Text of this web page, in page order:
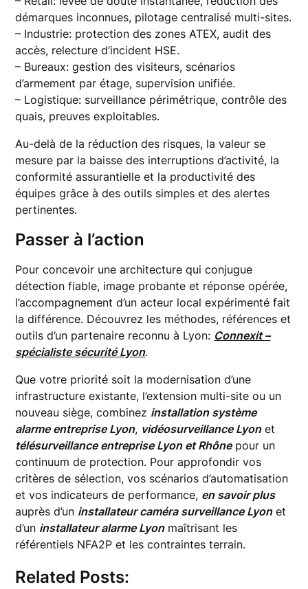
démarques inconnues, pilotage centralisé multi-sites.
– Industrie: protection des zones ATEX, audit des
accès, relecture d’incident HSE.
– Bureaux: gestion des visiteurs, scénarios
d’armement par étage, supervision unifiée.
– Logistique: surveillance périmétrique, contrôle des
quais, preuves exploitables.
Au-delà de la réduction des risques, la valeur se
mesure par la baisse des interruptions d’activité, la
conformité assurantielle et la productivité des
équipes grâce à des outils simples et des alertes
pertinentes.
Passer à l’action
Pour concevoir une architecture qui conjugue
détection fiable, image probante et réponse opérée,
l’accompagnement d’un acteur local expérimenté fait
la différence. Découvrez les méthodes, références et
outils d’un partenaire reconnu à Lyon: Connexit –
spécialiste sécurité Lyon.
Que votre priorité soit la modernisation d’une
infrastructure existante, l’extension multi-site ou un
nouveau siège, combinez installation système
alarme entreprise Lyon, vidéosurveillance Lyonet
télésurveillance entreprise Lyon et Rhônepour un
continuum de protection. Pour approfondir vos
critères de sélection, vos scénarios d’automatisation
et vos indicateurs de performance, en savoir plus
auprès d’un installateur caméra surveillance Lyonet
d’un installateur alarme Lyonmaîtrisant les
référentiels NFA2P et les contraintes terrain.
Related Posts: